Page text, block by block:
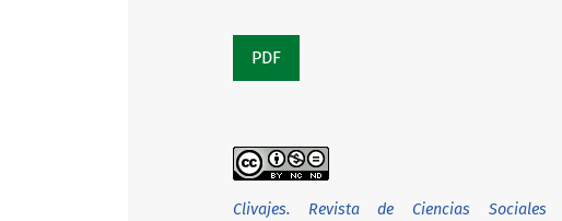
PDF
Clivajes. Revista de Ciencias Sociales